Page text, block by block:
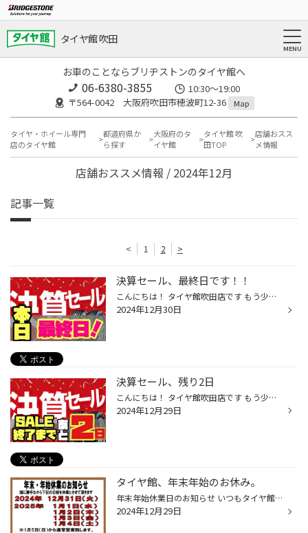
タイヤ館 吹田
お車のことならブリヂストンのタイヤ館へ
06-6380-3855
10:30～19:00
〒564-0042 大阪府吹田市穂波町12-36
Map
タイヤ・ホイール専門
店のタイヤ館
都道府県か
ら探す
大阪府のタ
イヤ館
タイヤ館 吹
田TOP
店舗おスス
メ情報
店舗おススメ情報 / 2024年12月
記事一覧
< 1 2 >
決算セール、最終日です！！
こんにちは！ タイヤ館吹田店です もう少しで終わってしまう、冬の決算セール… まだチャンスはあります！是非お待ちしております 本日は大変ご好評頂いている 夏タイヤ、スタッドレスタイヤ どちらにも対応可能なタイヤのサブスク！！ ˳◌* ┈ ┈Moboxのご紹介┈ ┈ *◌ Moboxは、ブリヂストンが提案する ...
2024年12月30日
決算セール、残り2日
こんにちは！ タイヤ館吹田店です もう少しで終わってしまう、冬の決算セール… まだチャンスはあります！是非お待ちしております 本日は大変ご好評頂いている 夏タイヤ、スタッドレスタイヤ どちらにも対応可能なタイヤのサブスク！！ ˳◌* ┈ ┈Moboxのご紹介┈ ┈ *◌ Moboxは、ブリヂストンが提案する ...
2024年12月29日
タイヤ館、年末年始のお休み。
年末年始休業日のお知らせ いつもタイヤ館吹田をご利用いただきありがとうございます。 2024年内は12月30日（月）まで2025年は1月5日（日）から営業いたします。 12月31日から1月４日までの年末年始休業期間中でも WEB予約はご利用いただけます。 オイル交換・冬用タイヤへの履き替え予約等承ってお...
2024年12月29日